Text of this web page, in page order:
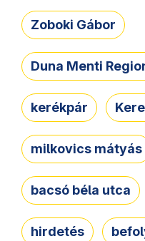
Zoboki Gábor
Duna Menti
kerékpár
milkovics mátyás
bacsó béla utca
hirdetés